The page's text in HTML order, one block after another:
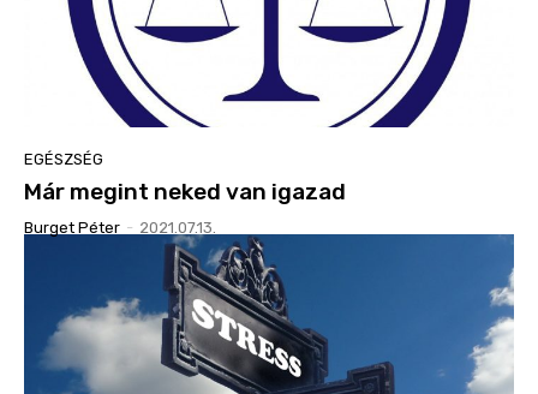
EGÉSZSÉG
Már megint neked van igazad
Burget Péter - 2021.07.13.